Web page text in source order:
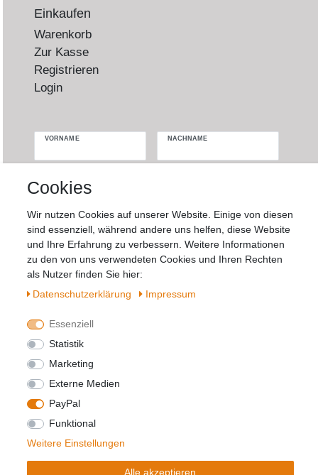
Einkaufen
Warenkorb
Zur Kasse
Registrieren
Login
VORNAME NACHNAME
Honig
Hiermit bestätige ich, dass ich dieDaten­
schutz­erklärunggelesen habe. Meine
Einwilligung kann ich jederzeit widerrufen.**
Abonnieren
** Hierbei handelt es sich um ein Pflichtfeld.
Widerrufs­recht
Daten­schutz­erklärung
© Copyright 2026 | Alle Rechte vorbehalten.
Cookies
Wir nutzen Cookies auf unserer Website. Einige von diesen
sind essenziell, während andere uns helfen, diese Website
und Ihre Erfahrung zu verbessern. Weitere Informationen
zu den von uns verwendeten Cookies und Ihren Rechten
als Nutzer finden Sie hier:
Daten­schutz­erklärung
Impressum
Essenziell
Statistik
Marketing
Externe Medien
PayPal
Funktional
Weitere Einstellungen
Alle akzeptieren